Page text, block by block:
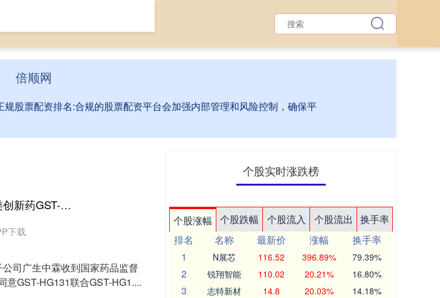
倍顺网
股票配资排名:合规的股票配资平台会加强内部管理和风险控制，确保平
蜂窝配资 广生堂最新公告：乙肝治疗一类创新药GST-HG131联合GST-HG141临床试验申请获批准
下载
司广生中霖收到国家药品监督
GST-HG131联合GST-HG1....
个股实时涨跌榜
个股涨幅 个股跌幅 个股流入 个股流出
换手率
排名
名称 最新价 涨幅
换手率
1
N展芯 116.52 396.89% 79.39%
2 锐翔智能 110.02 20.21% 16.80%
3 志特新材 14.8 20.03% 14.18%